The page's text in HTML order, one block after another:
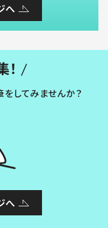
へ
してみませんか？
へ